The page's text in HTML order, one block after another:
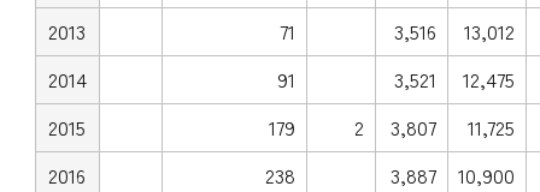
2013
71 3,516
13,012
2014
91 3,521
12,475
2015
179 2 3,807
11,725
2016
238 3,887
10,900